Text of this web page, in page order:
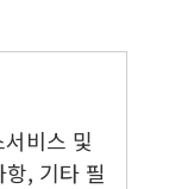
비스 및
, 기타 필